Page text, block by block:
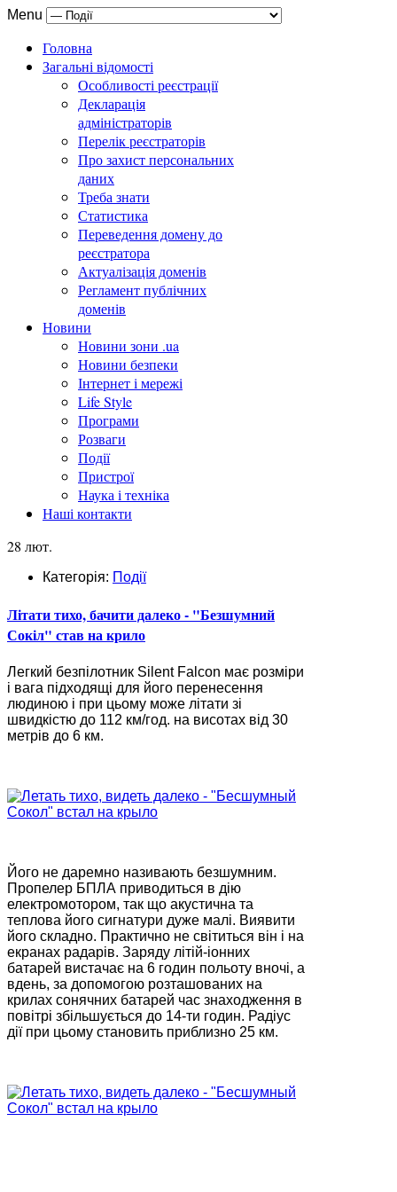
Menu
Головна
Загальні відомості
Особливості реєстрації
Декларація
адміністраторів
Перелік реєстраторів
Про захист персональних
даних
Треба знати
Статистика
Переведення домену до
реєстратора
Актуалізація доменів
Регламент публічних
доменів
Новини
Новини зони .ua
Новини безпеки
Інтернет і мережі
Life Style
Програми
Розваги
Події
Пристрої
Наука і техніка
Наші контакти
28 лют.
Категорія: Події
Літати тихо, бачити далеко - "Безшумний
Сокіл" став на крило
Легкий безпілотник Silent Falcon має розміри
і вага підходящі для його перенесення
людиною і при цьому може літати зі
швидкістю до 112 км/год. на висотах від 30
метрів до 6 км.
Його не даремно називають безшумним.
Пропелер БПЛА приводиться в дію
електромотором, так що акустична та
теплова його сигнатури дуже малі. Виявити
його складно. Практично не світиться він і на
екранах радарів. Заряду літій-іонних
батарей вистачає на 6 годин польоту вночі, а
вдень, за допомогою розташованих на
крилах сонячних батарей час знаходження в
повітрі збільшується до 14-ти годин. Радіус
дії при цьому становить приблизно 25 км.